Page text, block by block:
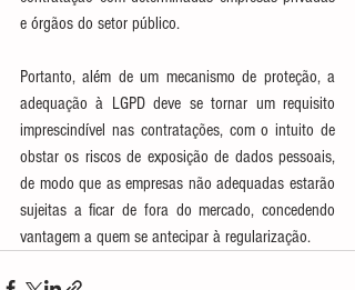
e órgãos do setor público.
Portanto, além de um mecanismo de proteção, a
adequação à LGPD deve se tornar um requisito
imprescindível nas contratações, com o intuito de
obstar os riscos de exposição de dados pessoais,
de modo que as empresas não adequadas estarão
sujeitas a ficar de fora do mercado, concedendo
vantagem a quem se antecipar à regularização.